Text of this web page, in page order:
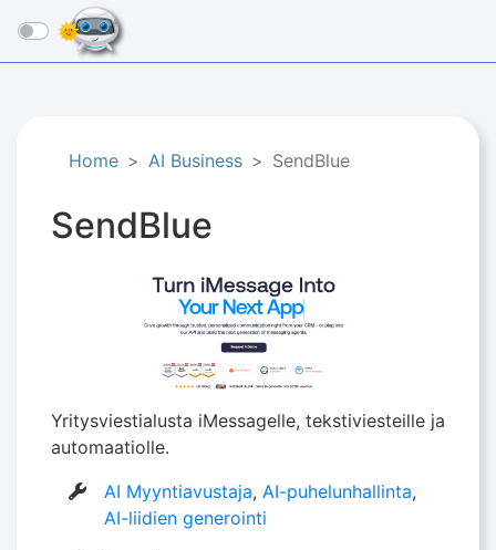
☰
Home AI Business SendBlue
SendBlue
Yritysviestialusta iMessagelle, tekstiviesteille ja
automaatiolle.
AI Myyntiavustaja,AI-puhelunhallinta,
AI-liidien generointi